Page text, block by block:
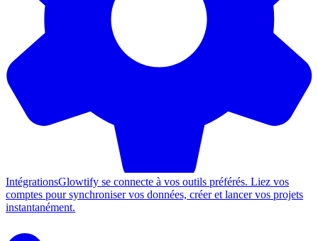
IntégrationsGlowtify se connecte à vos outils préférés. Liez vos
comptes pour synchroniser vos données, créer et lancer vos projets
instantanément.